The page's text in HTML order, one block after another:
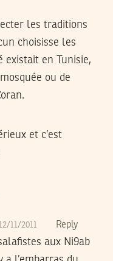
les traditions
choisisse les
existait en Tunisie,
ou de
et c’est
11/2011 Reply
aux Ni9ab